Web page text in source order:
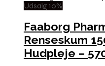
Udsalg 10%
Faaborg
Renseskum
Hudpleje –